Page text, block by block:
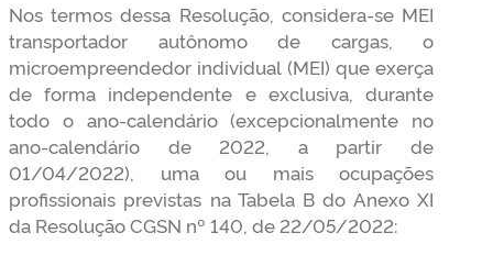
Nos termos dessa Resolução, considera-se MEI
transportador autônomo de cargas, o
microempreendedor individual (MEI) que exerça
de forma independente e exclusiva, durante
todo o ano-calendário (excepcionalmente no
ano-calendário de 2022, a partir de
01/04/2022), uma ou mais ocupações
profissionais previstas na Tabela B do Anexo XI
da Resolução CGSN nº 140, de 22/05/2022: